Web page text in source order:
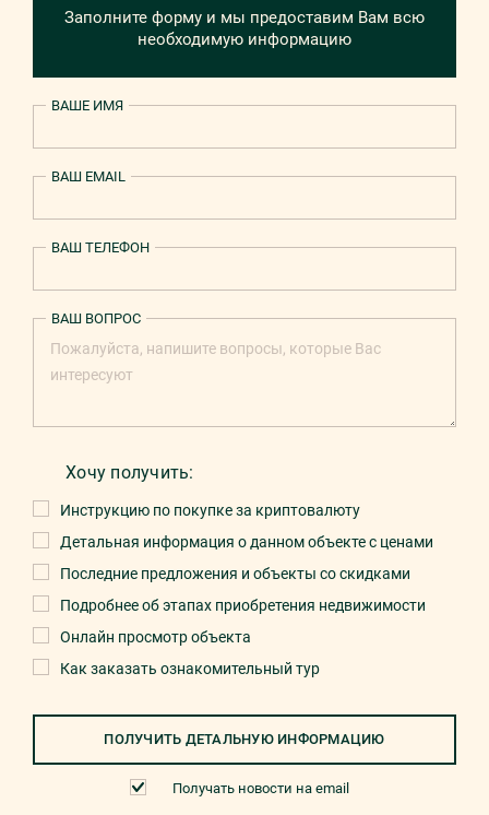
Заполните форму и мы предоставим Вам всю
необходимую информацию
ВАШЕ ИМЯ
ВАШ EMAIL
ВАШ ТЕЛЕФОН
Хочу получить:
Инструкцию по покупке за криптовалюту
Детальная информация о данном объекте с ценами
Последние предложения и объекты со скидками
Подробнее об этапах приобретения недвижимости
Онлайн просмотр объекта
Как заказать ознакомительный тур
ВАШ ВОПРОС
ПОЛУЧИТЬ ДЕТАЛЬНУЮ ИНФОРМАЦИЮ
Получать новости на email